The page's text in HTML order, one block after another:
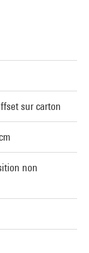
sur carton
non